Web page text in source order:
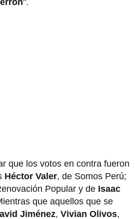
que los votos en contra fueron
Héctor Valer, de Somos Perú;
Popular y de Isaac
que aquellos que se
Jiménez, Vivian Olivos,